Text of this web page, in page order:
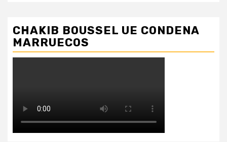
CHAKIB BOUSSEL UE CONDENA
MARRUECOS